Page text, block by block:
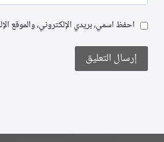
احفظ اسمي، بريدي الإلكتروني، والموقع